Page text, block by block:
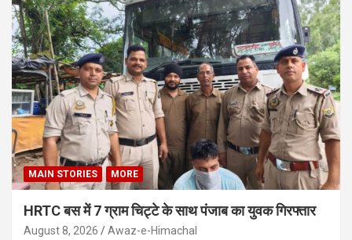
MAIN STORIES MORE
HRTC बस में 7 ग्राम चिट्टे के साथ पंजाब का युवक गिरफ्तार
August 8, 2026 Awaz-e-Himachal